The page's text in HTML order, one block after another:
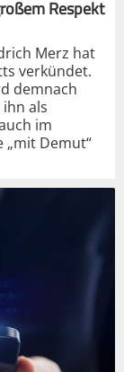
Respekt
Merz hat
verkündet.
demnach
als
im
„mit Demut“